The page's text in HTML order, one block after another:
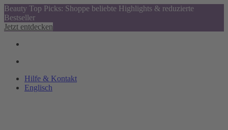
Beauty Top Picks: Shoppe beliebte Highlights & reduzierte
Bestseller
Jetzt entdecken
Hilfe & Kontakt
Englisch